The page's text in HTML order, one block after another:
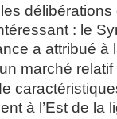
: le
a attribué
marché
à l’Est de la